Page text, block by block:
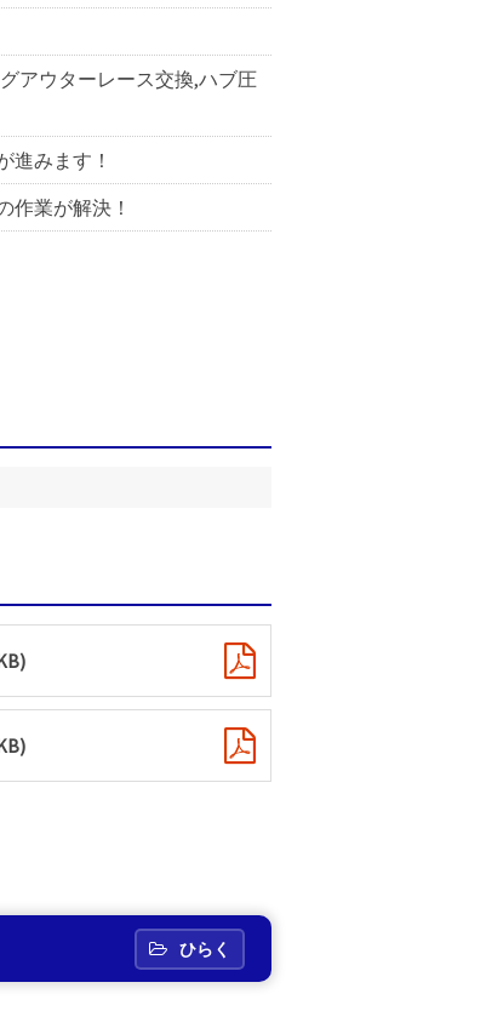
アウターレース交換,ハブ圧
進みます！
作業が解決！
ひらく